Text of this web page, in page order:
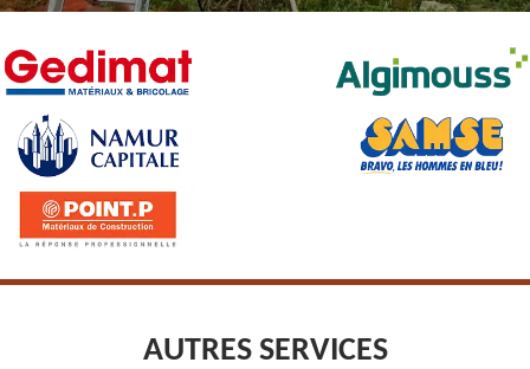
AUTRES SERVICES